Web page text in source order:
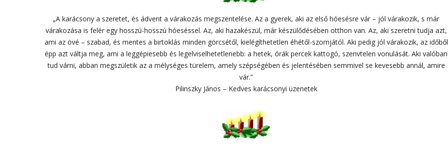
„A karácsony a szeretet, és ádvent a várakozás megszentelése. Az a gyerek, aki az első hóesésre vár – jól várakozik, s már
várakozása is felér egy hosszú-hosszú hóeséssel. Az, aki hazakészül, már készülődésében otthon van. Az, aki szeretni tudja azt,
ami az övé – szabad, és mentes a birtoklás minden görcsétől, kielégíthetetlen éhétől-szomjától. Aki pedig jól várakozik, az időből
épp azt váltja meg, ami a leggépiesebb és legelviselhetetlenebb: a hetek, órák percek kattogó, szenvtelen vonulását. Aki valóban
tud várni, abban megszületik az a mélységes türelem, amely szépségében és jelentésében semmivel se kevesebb annál, amire
vár.”
Pilinszky János – Kedves karácsonyi üzenetek